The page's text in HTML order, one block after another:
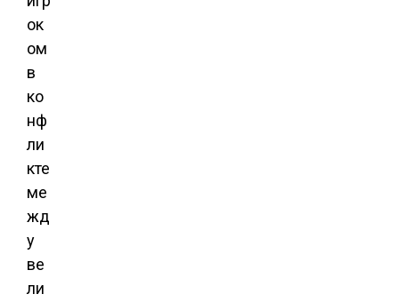
ок
ом
в
ко
нф
ли
кте
ме
жд
у
ве
ли